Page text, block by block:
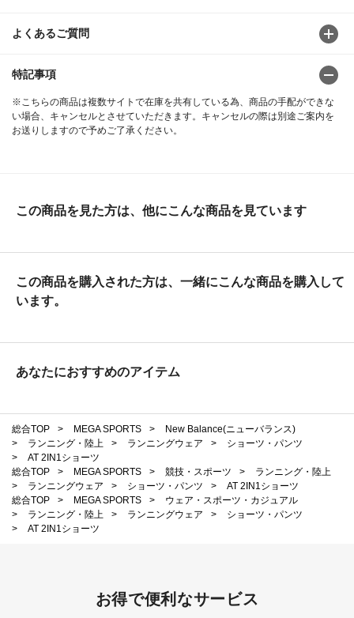
よくあるご質問
特記事項
※こちらの商品は複数サイトで在庫を共有している為、商品の手配ができな
い場合、キャンセルとさせていただきます。キャンセルの際は別途ご案内を
お送りしますので予めご了承ください。
この商品を見た方は、他にこんな商品を見ています
この商品を購入された方は、一緒にこんな商品を購入して
います。
あなたにおすすめのアイテム
総合TOP > MEGA SPORTS >
New Balance(ニューバランス)
>
ランニング・陸上 > ランニングウェア >
ショーツ・パンツ
>
AT 2IN1ショーツ
総合TOP
> MEGA SPORTS > 競技・スポーツ >
ランニング・陸上
>
ランニングウェア > ショーツ・パンツ >
AT 2IN1ショーツ
総合TOP
> MEGA SPORTS >
ウェア・スポーツ・カジュアル
>
ランニング・陸上 > ランニングウェア >
ショーツ・パンツ
>
AT 2IN1ショーツ
お得で便利なサービス